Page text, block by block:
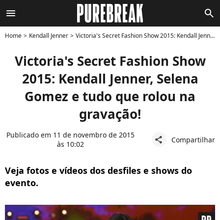
menu search
Home Kendall Jenner Victoria's Secret Fashion Show 2015: Kendall Jenner, Selena Gomez e tudo que rolou na gravação!
Victoria's Secret Fashion Show
2015: Kendall Jenner, Selena
Gomez e tudo que rolou na
gravação!
Publicado em 11 de novembro de 2015
às 10:02
share Compartilhar
Veja fotos e vídeos dos desfiles e shows do
evento.